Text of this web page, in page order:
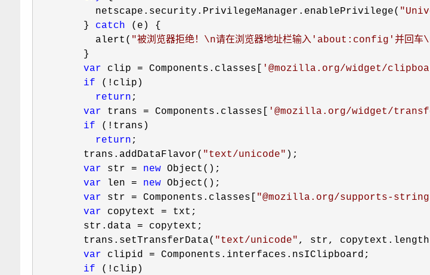
          netscape.security.PrivilegeManager.enablePrivilege(
"
        }
catch (e) {
          alert(
"被浏览器拒绝！\n请在浏览器地址栏输入'about:config'
        }
var clip = Components.classes[ ' @mozilla.org/widget/
if (! clip)
return ;
var trans = Components.classes[ ' @mozilla.org/widget/
if (! trans)
return ;
        trans.addDataFlavor(
"text/unicode" );
var str = new Object();
var len = new Object();
var str = Components.classes[ "@mozilla.org/supports-
var copytext = txt;
        str.data
= copytext;
        trans.setTransferData(
"text/unicode" , str,
var clipid = Components.interfaces.nsIClipboard;
if (! clip)